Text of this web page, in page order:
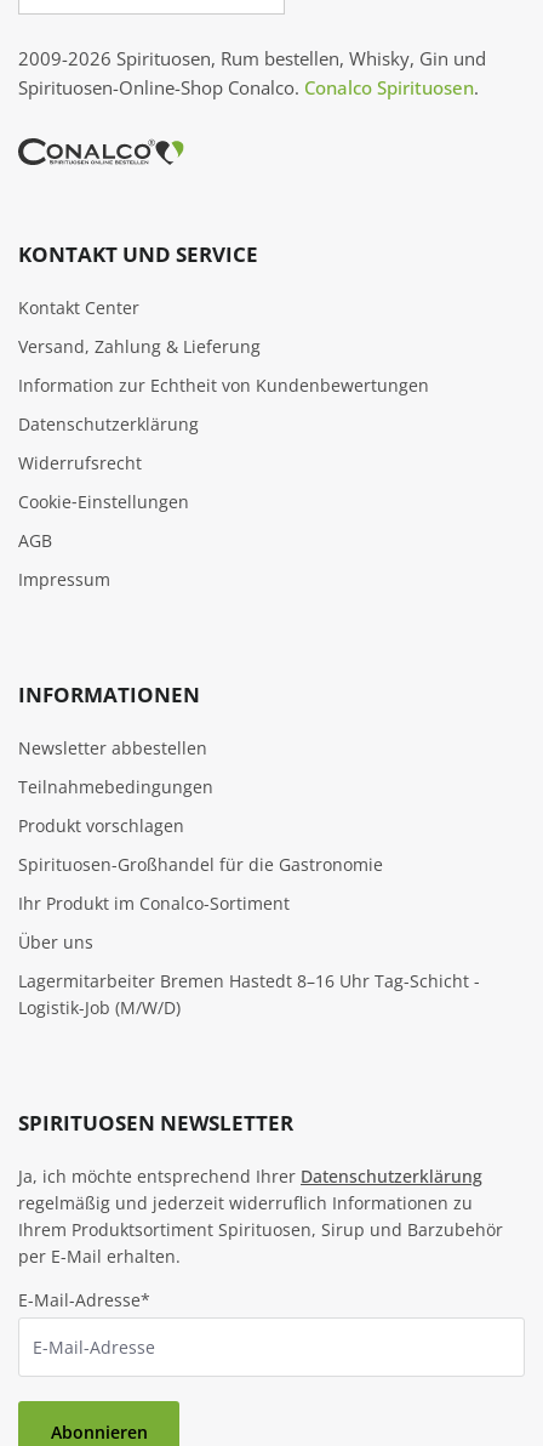
2009-2026 Spirituosen, Rum bestellen, Whisky, Gin und
Spirituosen-Online-Shop Conalco. Conalco Spirituosen.
KONTAKT UND SERVICE
Kontakt Center
Versand, Zahlung & Lieferung
Information zur Echtheit von Kundenbewertungen
Datenschutzerklärung
Widerrufsrecht
Cookie‑Einstellungen
AGB
Impressum
INFORMATIONEN
Newsletter abbestellen
Teilnahmebedingungen
Produkt vorschlagen
Spirituosen-Großhandel für die Gastronomie
Ihr Produkt im Conalco-Sortiment
Über uns
Lagermitarbeiter Bremen Hastedt 8–16 Uhr Tag-Schicht -
Logistik-Job (M/W/D)
SPIRITUOSEN NEWSLETTER
Ja, ich möchte entsprechend Ihrer Datenschutzerklärung
regelmäßig und jederzeit widerruflich Informationen zu
Ihrem Produktsortiment Spirituosen, Sirup und Barzubehör
per E-Mail erhalten.
E-Mail-Adresse*
Abonnieren